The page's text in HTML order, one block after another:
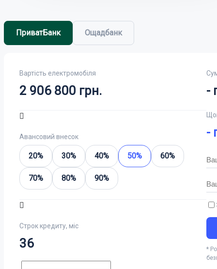
Leopard
Примітка:HTML розмітка не підтримується!
Оцінка
ВІДПРАВИТИ
ПриватБанк Ощадбанк
Вартість електромобіля
2 906 800 грн.
Авансовий внесок
20% 30% 40% 50% 60%
70% 80% 90%
Строк кредиту, міс
36
-
-
*